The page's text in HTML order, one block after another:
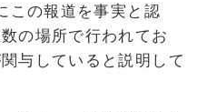
この報道を事実と認
の場所で行われてお
与していると説明して